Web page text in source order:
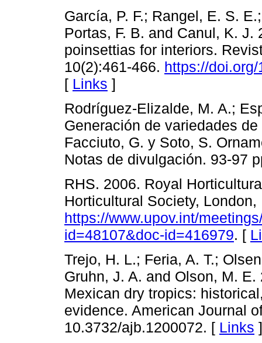
García, P. F.; Rangel, E. S.
Portas, F. B. and Canul, K.
poinsettias for interiors.
10(2):461-466. https://
[ Links ]
Rodríguez-Elizalde, M. A.;
Generación de variedades de
Facciuto, G. y Soto, S.
Notas de divulgación. 93-97
RHS. 2006. Royal
Horticultural Society, London,
https://www.upov.int/
id=48107&doc-id=416979. [
Trejo, H. L.; Feria, A. T.;
Gruhn, J. A. and Olson, M.
Mexican dry tropics:
evidence. American Journal
10.3732/ajb.1200072. [ Links ]